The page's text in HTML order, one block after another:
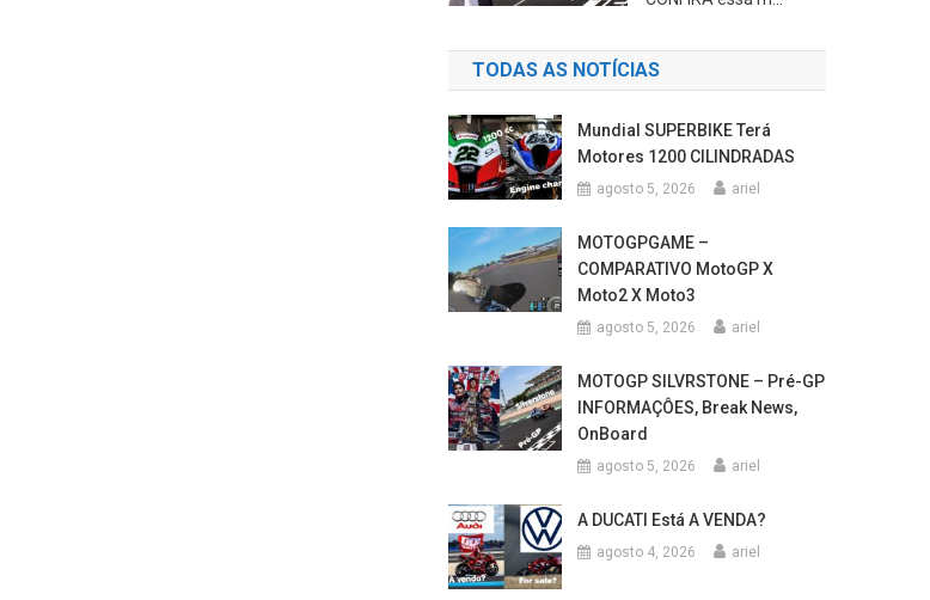
TODAS AS NOTÍCIAS
Motores 1200 CILINDRADAS
COMPARATIVO MotoGP X
Moto2 X Moto3
INFORMAÇÔES, Break News,
OnBoard